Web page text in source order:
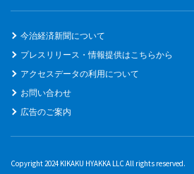
今治経済新聞について
プレスリリース・情報提供はこちらから
アクセスデータの利用について
お問い合わせ
広告のご案内
Copyright 2024 KIKAKU HYAKKA LLC All rights reserved.